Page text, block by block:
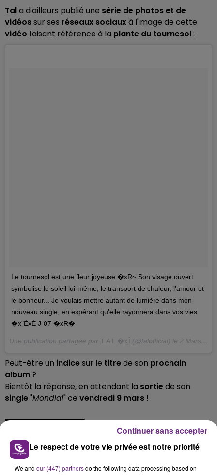
Tala d'ailleurs publié une série de photos et de
vidéossur ses réseaux sociauxà l'image de cette
vidéo faisant référence à la plante du tournesol :
Le tournesol est une fleur joyeuse �xR~ Son visage ouvert
symbolise le soleil lui-même, le transport de chaleur, l’amour et
le bonheur... Je voulais mettre autant de lumière dans mon
nouveau single, en espérant qu’elle rayonnera dans vos vies
�x"ÈxÈ J-07 �xR�
Une publication partagée par (@talofficial) le 2 Mars 2018 à 9 :33 PST
Peut-être un indicesur le titrede son prochain
album?
Bientôt la réponse, en attendant la sortiede son
single"Mondial" ce vendredi 9 mars !
FIL D'ACTUS
Le respect de votre vie privée est notre priorité
We and our (447) partnersdo the following data processing based on
Continuer sans accepter